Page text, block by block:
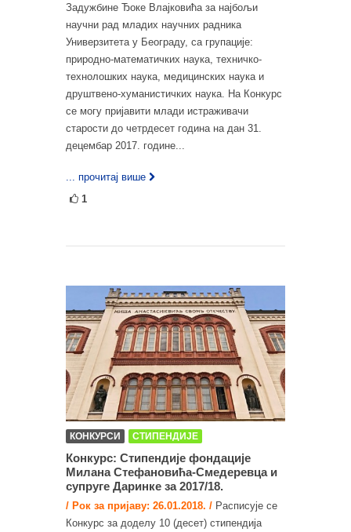
Задужбине Ђоке Влајковића за најбољи
научни рад младих научних радника
Универзитета у Београду, са групације:
природно-математичких наука, техничко-
технолошких наука, медицинских наука и
друштвено-хуманистичких наука. На Конкурс
се могу пријавити млади истраживачи
старости до четрдесет година на дан 31.
децембар 2017. године...
... прочитај више
1
КОНКУРСИ СТИПЕНДИЈЕ
Конкурс: Стипендије фондације
Милана Стефaновића-Смедеревца и
супруге Даринке за 2017/18.
/ Рок за пријаву: 26.01.2018. / Расписује се
Конкурс за доделу 10 (десет) стипендија